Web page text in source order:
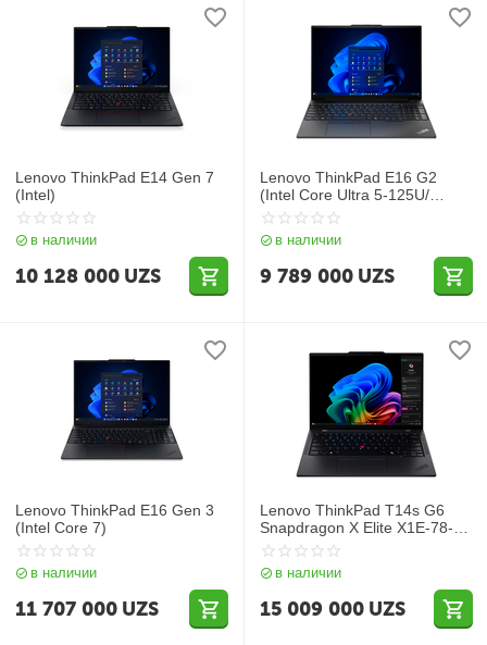
Lenovo ThinkPad E14 Gen 7
(Intel)
в наличии
10 128 000 UZS
Lenovo ThinkPad E16 G2
(Intel Core Ultra 5-125U/
DDR5 16GB/ SSD 512GB/ 16"
WUXGA IPS/ Integrated Intel
Graphics/ Backlit/ NoOS/ RU)
в наличии
9 789 000 UZS
Lenovo ThinkPad E16 Gen 3
(Intel Core 7)
в наличии
11 707 000 UZS
Lenovo ThinkPad T14s G6
Snapdragon X Elite X1E-78-
100| DDR5 32GB| SSD
512GB| 14″ WUXGA IPS|
Integrated Qualcomm Adreno|
в наличии
15 009 000 UZS